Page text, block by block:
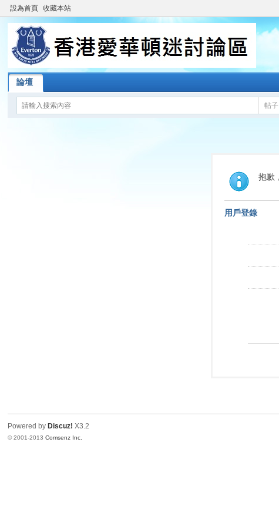
設為首頁 收藏本站
論壇
帖子
抱歉
用戶登錄
Powered by Discuz! X3.2
© 2001-2013Comsenz Inc.